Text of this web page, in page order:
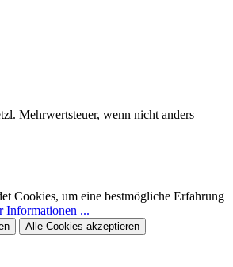
Mehrwertsteuer, wenn nicht anders
Cookies, um eine bestmögliche Erfahrung
Informationen ...
Alle Cookies akzeptieren